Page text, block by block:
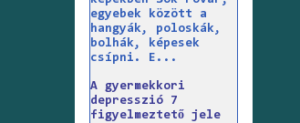
egyebek között a
hangyák, poloskák,
bolhák, képesek
csípni. E...
A gyermekkori
depresszió 7
figyelmeztető jele